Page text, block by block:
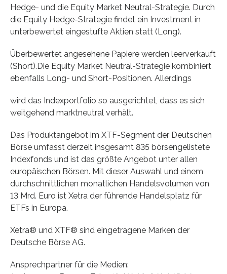
Hedge- und die Equity Market Neutral-Strategie. Durch
die Equity Hedge-Strategie findet ein Investment in
unterbewertet eingestufte Aktien statt (Long).
Überbewertet angesehene Papiere werden leerverkauft
(Short).Die Equity Market Neutral-Strategie kombiniert
ebenfalls Long- und Short-Positionen. Allerdings
wird das Indexportfolio so ausgerichtet, dass es sich
weitgehend marktneutral verhält.
Das Produktangebot im XTF-Segment der Deutschen
Börse umfasst derzeit insgesamt 835 börsengelistete
Indexfonds und ist das größte Angebot unter allen
europäischen Börsen. Mit dieser Auswahl und einem
durchschnittlichen monatlichen Handelsvolumen von
13 Mrd. Euro ist Xetra der führende Handelsplatz für
ETFs in Europa.
Xetra® und XTF® sind eingetragene Marken der
Deutsche Börse AG.
Ansprechpartner für die Medien: